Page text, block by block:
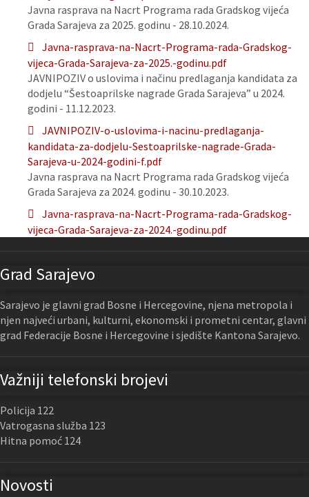
Javna rasprava na Nacrt Programa rada Gradskog vijeća
Grada Sarajeva za 2025. godinu - 28.10.2024.
Javna-rasprava-na-Nacrt-Programa-rada-Gradskog-
vijeca-Grada-Sarajeva-za-2025.-godinu.pdf
JAVNIPOZIV o uslovima i načinu predlaganja kandidata za
dodjelu “Šestoaprilske nagrade Grada Sarajeva” u 2024.
godini - 11.12.2023.
JAVNIPOZIV-o-uslovima-i-nacinu-predlaganja-
kandidata-za-dodjelu-Sestoaprilske-nagrade-Grada-
Sarajeva-u-2024-godini-f.pdf
Javna rasprava na Nacrt Programa rada Gradskog vijeća
Grada Sarajeva za 2024. godinu - 30.10.2023.
Javna-rasprava-na-Nacrt-Programa-rada-Gradskog-
vijeca-Grada-Sarajeva-za-2024.-godinu.pdf
Grad Sarajevo
Sarajevo je glavni grad Bosne i Hercegovine, njena metropola i
njen najveći urbani, kulturni, ekonomski i prometni centar, glavni
grad Federacije Bosne i Hercegovine i sjedište Kantona Sarajevo.
Važniji telefonski brojevi
Policija 122
Vatrogasna služba 123
Hitna pomoć 124
Novosti